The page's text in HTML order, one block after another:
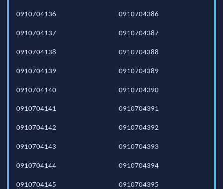
0910704136
0910704137
0910704138
0910704139
0910704140
0910704141
0910704142
0910704143
0910704144
0910704145
0910704386
0910704387
0910704388
0910704389
0910704390
0910704391
0910704392
0910704393
0910704394
0910704395